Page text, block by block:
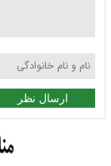
ارسال نظر